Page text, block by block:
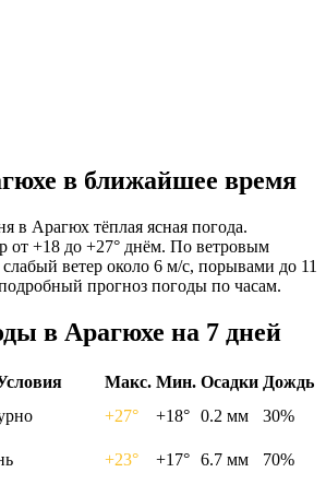
в ближайшее время
в Арагюх тёплая ясная погода.
от +18 до +27° днём. По ветровым
ветер около 6 м/с, порывами до 11
прогноз погоды по часам.
в Арагюхе на 7 дней
Макс. Мин. Осадки Дождь
+27° +18° 0.2 мм
30%
+23° +17° 6.7 мм
70%